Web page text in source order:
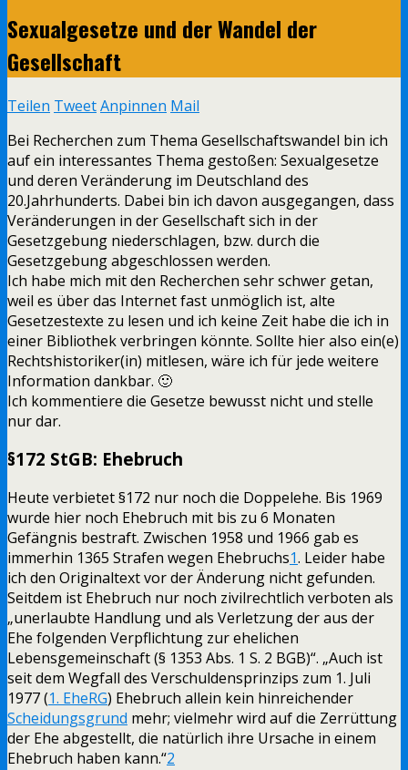
Sexualgesetze und der Wandel der
Gesellschaft
Teilen TweetAnpinnen Mail
Bei Recherchen zum Thema Gesellschaftswandel bin ich
auf ein interessantes Thema gestoßen: Sexualgesetze
und deren Veränderung im Deutschland des
20.Jahrhunderts. Dabei bin ich davon ausgegangen, dass
Veränderungen in der Gesellschaft sich in der
Gesetzgebung niederschlagen, bzw. durch die
Gesetzgebung abgeschlossen werden.
Ich habe mich mit den Recherchen sehr schwer getan,
weil es über das Internet fast unmöglich ist, alte
Gesetzestexte zu lesen und ich keine Zeit habe die ich in
einer Bibliothek verbringen könnte. Sollte hier also ein(e)
Rechtshistoriker(in) mitlesen, wäre ich für jede weitere
Information dankbar. 🙂
Ich kommentiere die Gesetze bewusst nicht und stelle
nur dar.
§172 StGB: Ehebruch
Heute verbietet §172 nur noch die Doppelehe. Bis 1969
wurde hier noch Ehebruch mit bis zu 6 Monaten
Gefängnis bestraft. Zwischen 1958 und 1966 gab es
immerhin 1365 Strafen wegen Ehebruchs1. Leider habe
ich den Originaltext vor der Änderung nicht gefunden.
Seitdem ist Ehebruch nur noch zivilrechtlich verboten als
„unerlaubte Handlung und als Verletzung der aus der
Ehe folgenden Verpflichtung zur ehelichen
Lebensgemeinschaft (§ 1353 Abs. 1 S. 2 BGB)“. „Auch ist
seit dem Wegfall des Verschuldensprinzips zum 1. Juli
1977 (1. EheRG) Ehebruch allein kein hinreichender
Scheidungsgrund mehr; vielmehr wird auf die Zerrüttung
der Ehe abgestellt, die natürlich ihre Ursache in einem
Ehebruch haben kann.“2